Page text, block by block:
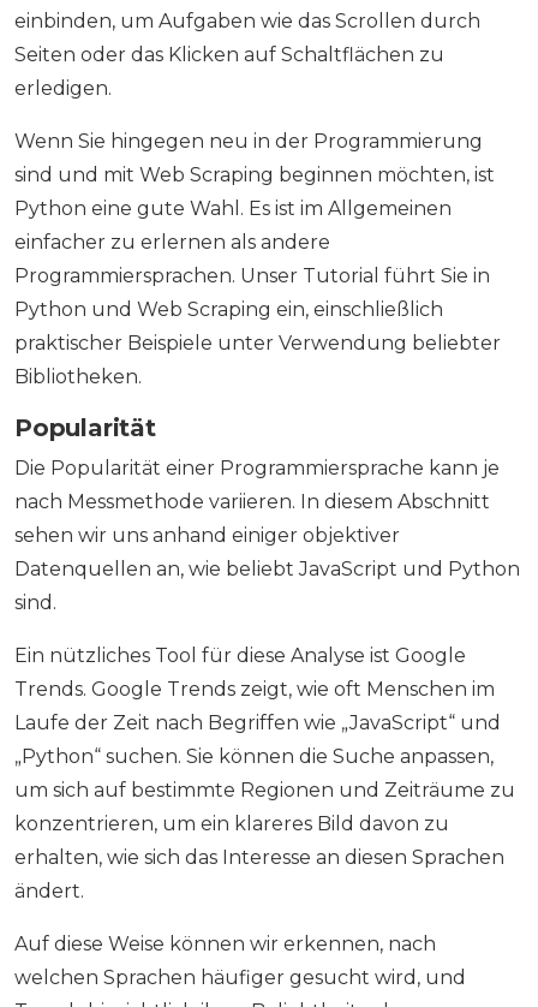
einbinden, um Aufgaben wie das Scrollen durch
Seiten oder das Klicken auf Schaltflächen zu
erledigen.
Wenn Sie hingegen neu in der Programmierung
sind und mit Web Scraping beginnen möchten, ist
Python eine gute Wahl. Es ist im Allgemeinen
einfacher zu erlernen als andere
Programmiersprachen. Unser Tutorial führt Sie in
Python und Web Scraping ein, einschließlich
praktischer Beispiele unter Verwendung beliebter
Bibliotheken.
Popularität
Die Popularität einer Programmiersprache kann je
nach Messmethode variieren. In diesem Abschnitt
sehen wir uns anhand einiger objektiver
Datenquellen an, wie beliebt JavaScript und Python
sind.
Ein nützliches Tool für diese Analyse ist Google
Trends. Google Trends zeigt, wie oft Menschen im
Laufe der Zeit nach Begriffen wie „JavaScript“ und
„Python“ suchen. Sie können die Suche anpassen,
um sich auf bestimmte Regionen und Zeiträume zu
konzentrieren, um ein klareres Bild davon zu
erhalten, wie sich das Interesse an diesen Sprachen
ändert.
Auf diese Weise können wir erkennen, nach
welchen Sprachen häufiger gesucht wird, und